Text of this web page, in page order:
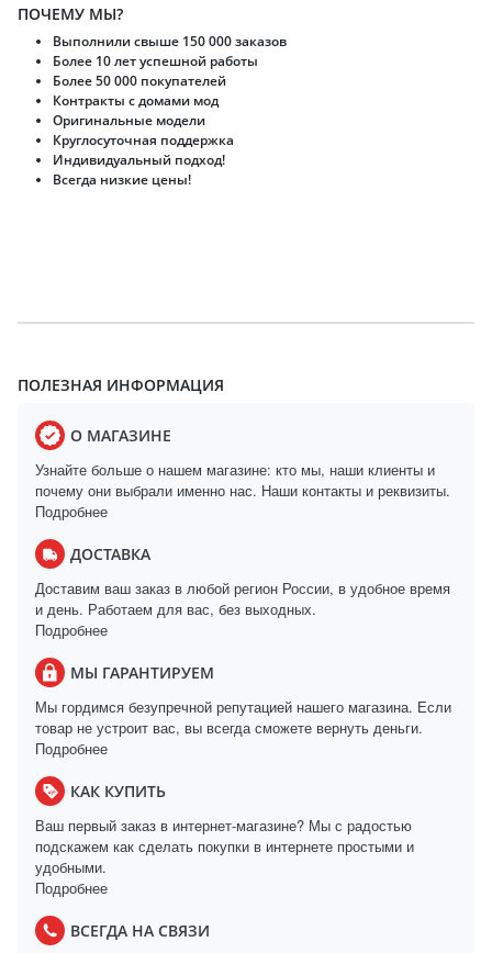
ПОЧЕМУ МЫ?
Выполнили свыше 150 000 заказов
Более 10 лет успешной работы
Более 50 000 покупателей
Контракты с домами мод
Оригинальные модели
Круглосуточная поддержка
Индивидуальный подход!
Всегда низкие цены!
ПОЛЕЗНАЯ ИНФОРМАЦИЯ
О МАГАЗИНЕ
Узнайте больше о нашем магазине: кто мы, наши клиенты и
почему они выбрали именно нас. Наши контакты и реквизиты.
Подробнее
ДОСТАВКА
Доставим ваш заказ в любой регион России, в удобное время
и день. Работаем для вас, без выходных.
Подробнее
МЫ ГАРАНТИРУЕМ
Мы гордимся безупречной репутацией нашего магазина. Если
товар не устроит вас, вы всегда сможете вернуть деньги.
Подробнее
КАК КУПИТЬ
Ваш первый заказ в интернет-магазине? Мы с радостью
подскажем как сделать покупки в интернете простыми и
удобными.
Подробнее
ВСЕГДА НА СВЯЗИ